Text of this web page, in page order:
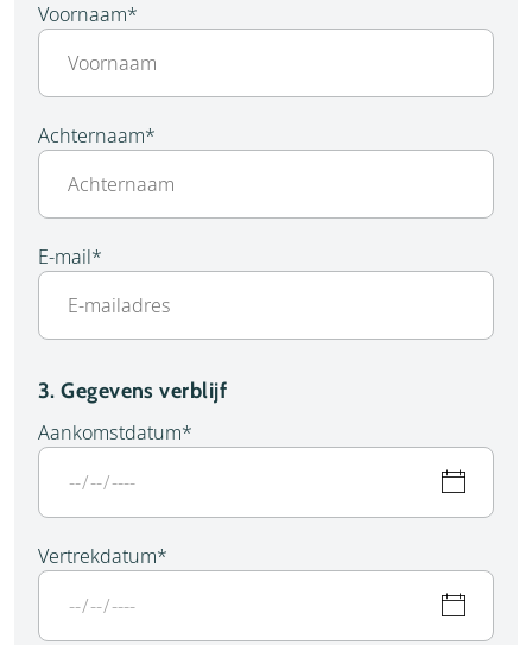
Voornaam*
Achternaam*
E-mail*
3. Gegevens verblijf
Aankomstdatum*
Vertrekdatum*